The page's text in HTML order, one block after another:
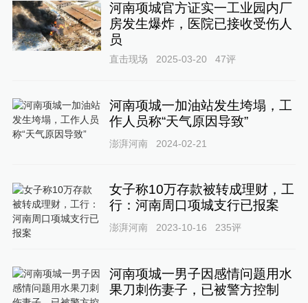
河南项城官方证实一工业园内厂
房发生爆炸，医院已接收受伤人
员
直击现场 2025-03-20 47评
河南项城一加油站发生垮塌，工
作人员称“天气原因导致”
澎湃河南 2024-02-21
女子称10万存款被转成理财，工
行：河南周口项城支行已报案
澎湃河南 2023-10-16 235评
河南项城一男子因感情问题用水
果刀刺伤妻子，已被警方控制